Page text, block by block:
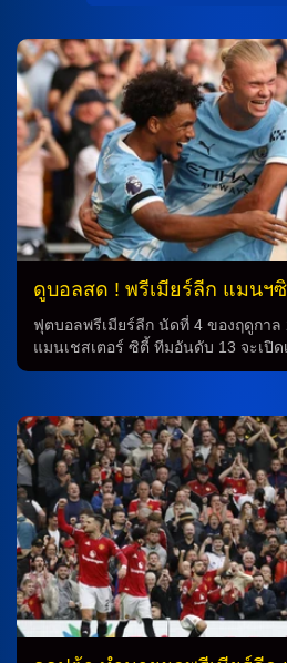
ดูบอลสด ! พรีเมียร์ลีก แมนฯ
ก.ย.68
ฟุตบอลพรีเมียร์ลีก นัดที่ 4 ของฤดูกาล
แมนเชสเตอร์ ซิตี้ ทีมอันดับ 13 จะเปิด
แมนเชสเตอร์ ดาร์บี้ พบ “ปีศาจแดง”
ประเทศไทย ผลงานพบกัน 2 นัดล่าสุ
แมนฯ ยูไนเต็ด บุกมาชนะที่นี่ 2-1 ก่อ
แทรฟฟอร์ด และจบด้วยผลเสมอ 0-0
“เรือใบสีฟ้า” แมนเชสเตอร์ ซิตี้ จะเปิ
แมนเชสเตอร์ ดาร์บี้ พบ “ปีศาจแดง”
พรีเมียร์ลีก นัดที่ 4 […]